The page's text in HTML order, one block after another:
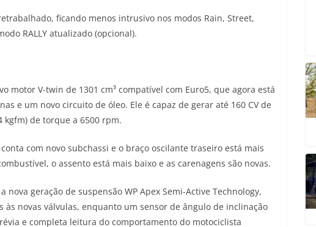
ficando menos intrusivo nos modos Rain, Street,
RALLY atualizado (opcional).
motor V-twin de 1301 cm³ compatível com Euro5, que agora está
e um novo circuito de óleo. Ele é capaz de gerar até 160 CV de
kgfm) de torque a 6500 rpm.
com novo subchassi e o braço oscilante traseiro está mais
o assento está mais baixo e as carenagens são novas.
nova geração de suspensão WP Apex Semi-Active Technology,
novas válvulas, enquanto um sensor de ângulo de inclinação
e completa leitura do comportamento do motociclista